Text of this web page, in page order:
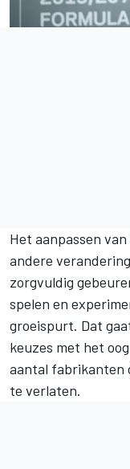
Het aanpassen
andere
zorgvuldig
spelen en
groeispurt. Dat
keuzes met het
aantal fabrikanten
te verlaten.